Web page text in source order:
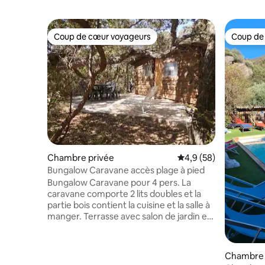
Coup de cœur voyageurs
Coup de cœur voyageurs
Chambre privée Évaluation moyenne
4,9 (58)
Bungalow Caravane accès plage à pied
Bungalow Caravane pour 4 pers. La
caravane comporte 2 lits doubles et la
partie bois contient la cuisine et la salle à
manger. Terrasse avec salon de jardin et
Coup
Coup